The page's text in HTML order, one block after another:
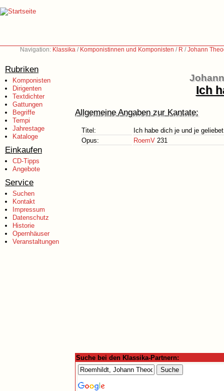
Navigation: Klassika / Komponistinnen und Komponisten / R /Johann
Rubriken
Komponisten
Dirigenten
Textdichter
Gattungen
Begriffe
Tempi
Jahrestage
Kataloge
Einkaufen
CD-Tipps
Angebote
Service
Suchen
Kontakt
Impressum
Datenschutz
Historie
Opernhäuser
Veranstaltungen
Ich
Allgemeine Angaben zur Kantate:
Titel:
Ich habe dich je und je geliebet
Opus:
RoemV 231
Suche bei den Klassika-Partnern: